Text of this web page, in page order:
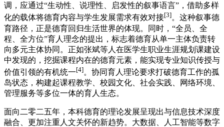
调，应通过“生动性、说理性、启发性的叙事语言”，借助多样
化的载体将德育内容与学生发展需求有效对接[3]。这种叙事德
育路径，正是德育回归生活世界的体现。同时，“全员、全
程、全方位”育人理念的提出，标志着德育从单一主体负责转
向多元主体协同。正如张斌等人在医学生职业生涯规划课建设
中发现的，挖掘课程内在的德育元素，能实现专业知识传授与
价值引领的有机统一[4]。协同育人理论要求打破德育工作的孤
岛状态，构建起课程教学、校园文化、社会实践、网络环境、
管理服务等多位一体的育人生态。
面向二零二五年，本科德育的理论发展呈现出与信息技术深度
融合、更加注重人文关怀的新趋势。大数据、人工智能等数字